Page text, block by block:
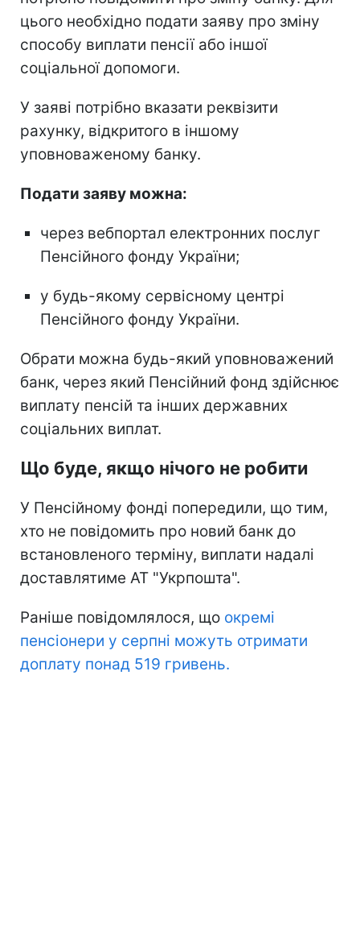
цього необхідно подати заяву про зміну
способу виплати пенсії або іншої
соціальної допомоги.
У заяві потрібно вказати реквізити
рахунку, відкритого в іншому
уповноваженому банку.
Подати заяву можна:
через вебпортал електронних послуг
Пенсійного фонду України;
у будь-якому сервісному центрі
Пенсійного фонду України.
Обрати можна будь-який уповноважений
банк, через який Пенсійний фонд здійснює
виплату пенсій та інших державних
соціальних виплат.
Що буде, якщо нічого не робити
У Пенсійному фонді попередили, що тим,
хто не повідомить про новий банк до
встановленого терміну, виплати надалі
доставлятиме АТ "Укрпошта".
Раніше повідомлялося, що окремі
пенсіонери у серпні можуть отримати
доплату понад 519 гривень.